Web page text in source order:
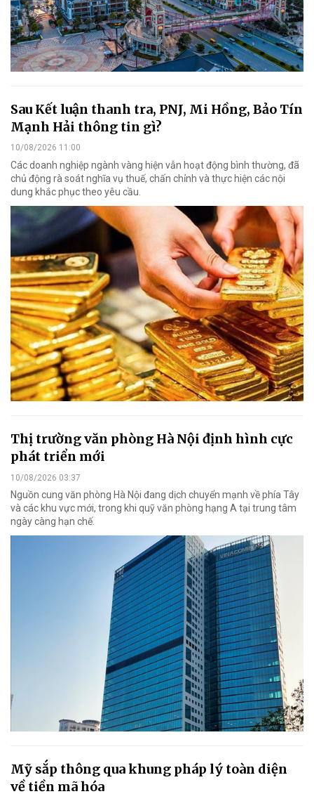
Sau Kết luận thanh tra, PNJ, Mi Hồng, Bảo Tín
Mạnh Hải thông tin gì?
10/08/2026 11:00
Các doanh nghiệp ngành vàng hiện vẫn hoạt động bình thường, đã
chủ động rà soát nghĩa vụ thuế, chấn chỉnh và thực hiện các nội
dung khắc phục theo yêu cầu.
Thị trường văn phòng Hà Nội định hình cực
phát triển mới
10/08/2026 03:37
Nguồn cung văn phòng Hà Nội đang dịch chuyển mạnh về phía Tây
và các khu vực mới, trong khi quỹ văn phòng hạng A tại trung tâm
ngày càng hạn chế.
Mỹ sắp thông qua khung pháp lý toàn diện
về tiền mã hóa